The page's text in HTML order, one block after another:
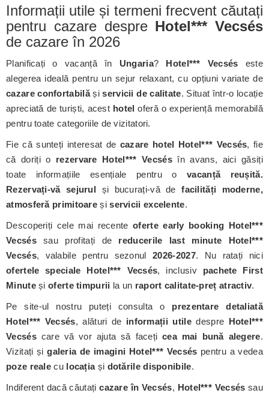
Informații utile și termeni frecvent căutați
pentru cazare despre Hotel*** Vecsés
de cazare în 2026
Planificați o vacanță în Ungaria? Hotel*** Vecsés este
alegerea ideală pentru un sejur relaxant, cu opțiuni variate de
cazare confortabilășiservicii de calitate. Situat într-o locație
apreciată de turiști, acest hotel oferă o experiență memorabilă
pentru toate categoriile de vizitatori.
Fie că sunteți interesat de cazare hotel Hotel*** Vecsés, fie
că doriți o rezervare Hotel*** Vecsésîn avans, aici găsiți
toate informațiile esențiale pentru ovacanță reușită.
Rezervați-vă sejurul și bucurați-vă defacilități moderne,
atmosferă primitoare șiservicii excelente.
Descoperiți cele mai recenteoferte early booking Hotel***
Vecséssau profitați de reducerile last minute Hotel***
Vecsés, valabile pentru sezonul2026-2027. Nu ratați nici
ofertele speciale Hotel*** Vecsés, inclusiv pachete First
Minuteșioferte timpurii la un raport calitate-preț atractiv.
Pe site-ul nostru puteți consulta o prezentare detaliată
Hotel*** Vecsés, alături de informații utiledespre Hotel***
Vecséscare vă vor ajuta să facețicea mai bună alegere.
Vizitați șigaleria de imagini Hotel*** Vecsés pentru a vedea
poze reale cu locațiași dotările disponibile.
Indiferent dacă căutațicazare în Vecsés, Hotel*** Vecsés sau